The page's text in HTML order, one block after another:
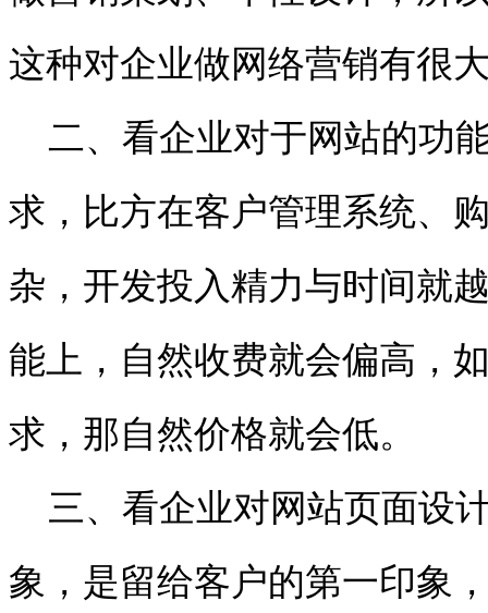
这种对企业做网络营销有很
二、看企业对于网站的功
求，比方在客户管理系统、
杂，开发投入精力与时间就
能上，自然收费就会偏高，
求，那自然价格就会低。
三、看企业对网站页面设
象，是留给客户的第一印象